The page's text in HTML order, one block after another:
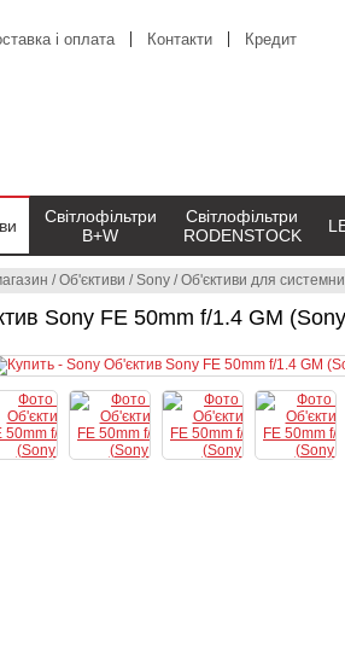
/Об'єктиви /Sony /Об'єктиви для
Sony FE 50mm f/1.4 GM
і оплата Контакти Кредит
Світлофільтри
B+W
Світлофільтри
RODENSTOCK